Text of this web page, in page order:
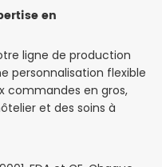
en
ligne de production
personnalisation flexible
commandes en gros,
et des soins à